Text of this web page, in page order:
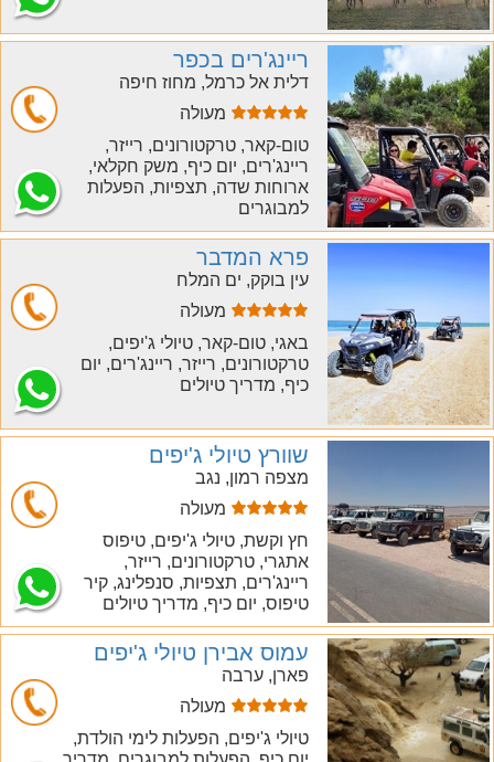
ריינג'רים בכפר
דלית אל כרמל, מחוז חיפה
מעולה
טום-קאר, טרקטורונים, רייזר,
ריינג'רים, יום כיף, משק חקלאי,
ארוחות שדה, תצפיות, הפעלות
למבוגרים
חייג
פרא המדבר
עין בוקק, ים המלח
מעולה
באגי, טום-קאר, טיולי ג'יפים,
טרקטורונים, רייזר, ריינג'רים, יום
כיף, מדריך טיולים
חייג
שוורץ טיולי ג'יפים
מצפה רמון, נגב
מעולה
חץ וקשת, טיולי ג'יפים, טיפוס
אתגרי, טרקטורונים, רייזר,
ריינג'רים, תצפיות, סנפלינג, קיר
טיפוס, יום כיף, מדריך טיולים
חייג
עמוס אבירן טיולי ג'יפים
פארן, ערבה
מעולה
טיולי ג'יפים, הפעלות לימי הולדת,
חייג